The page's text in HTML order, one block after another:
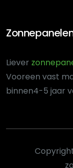
Liever
Vooreen vast
binnen4-5 jaar